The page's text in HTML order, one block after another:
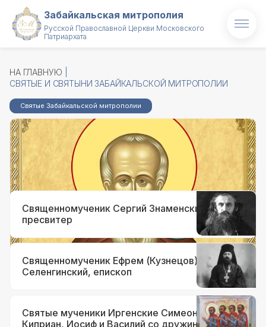
Забайкальская митрополия
Русской Православной Церкви Московского
Патриархата
О митрополии
Митрополит
Новости
Проекты
Образование
Святые и святыни
НА ГЛАВНУЮ
СВЯТЫЕ И СВЯТЫНИ ЗАБАЙКАЛЬСКОЙ МИТРОПОЛИИ
Святые Забайкальской митрополии
Преподобный Варлаам Чикойский,
Забайкальский чудотворец,
пустынник
Священномученик Сергий Знаменский,
пресвитер
Священномученик Ефрем (Кузнецов),
Селенгинский, епископ
Святые мученики Иргенские Симеон,
Киприан, Иосиф и Василий со дружиною